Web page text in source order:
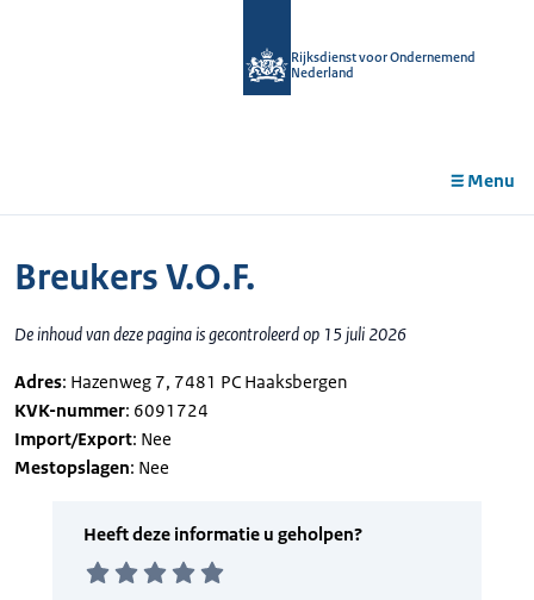
Rijksdienst voor Ondernemend
Nederland
Menu
Breukers V.O.F.
De inhoud van deze pagina is gecontroleerd op 15 juli 2026
Adres: Hazenweg 7, 7481 PC Haaksbergen
KVK-nummer: 6091724
Import/Export: Nee
Mestopslagen: Nee